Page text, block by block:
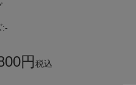
:-
円税込